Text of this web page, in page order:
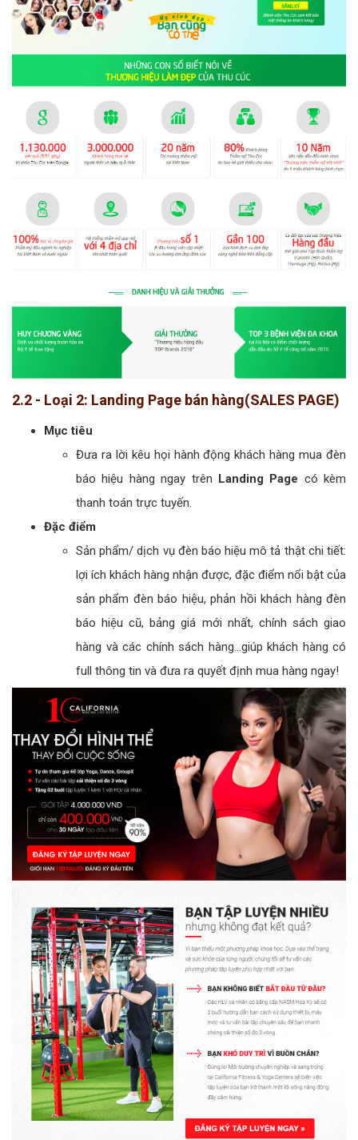
2.2 - Loại 2: Landing Page bán hàng(SALES PAGE)
Mục tiêu
Đưa ra lời kêu họi hành động khách hàng mua đèn
báo hiệu hàng ngay trên Landing Page có kèm
thanh toán trực tuyến.
Đặc điểm
Sản phẩm/ dịch vụ đèn báo hiệu mô tả thật chi tiết:
lợi ích khách hàng nhận được, đặc điểm nổi bật của
sản phẩm đèn báo hiệu, phản hồi khách hàng đèn
báo hiệu cũ, bảng giá mới nhất, chính sách giao
hàng và các chính sách hàng...giúp khách hàng có
full thông tin và đưa ra quyết định mua hàng ngay!